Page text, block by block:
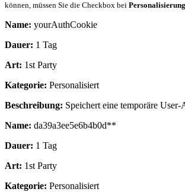
können, müssen Sie die Checkbox bei Personalisierung
Name: yourAuthCookie
Dauer: 1 Tag
Art: 1st Party
Kategorie: Personalisiert
Beschreibung: Speichert eine temporäre
Name: da39a3ee5e6b4b0d**
Dauer: 1 Tag
Art: 1st Party
Kategorie: Personalisiert